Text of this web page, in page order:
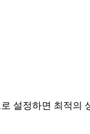
설정하면 최적의